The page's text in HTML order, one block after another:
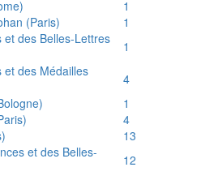
1
(Paris)
1
des Belles-Lettres
1
et des Médailles
4
1
4
13
et des Belles-
12